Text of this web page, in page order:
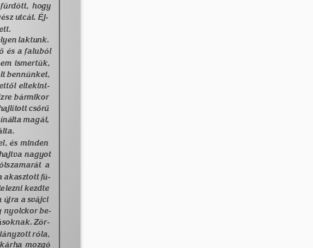
hogy
utcát. Éj-
laktunk.
és a faluból
ismertük,
bennünket,
eltekint-
bármikor
csõrû
magát,
és minden
nagyot
a
akasztott fü-
kezdte
újra a svájci
nyolckor be-
Zör-
róla,
mozgó